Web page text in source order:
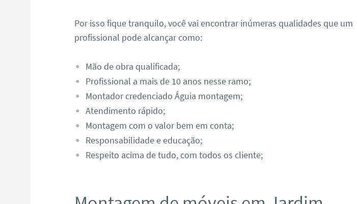
Por isso fique tranquilo, você vai encontrar inúmeras qualidades que um
profissional pode alcançar como:
Mão de obra qualificada;
Profissional a mais de 10 anos nesse ramo;
Montador credenciado Águia montagem;
Atendimento rápido;
Montagem com o valor bem em conta;
Responsabilidade e educação;
Respeito acima de tudo, com todos os cliente;